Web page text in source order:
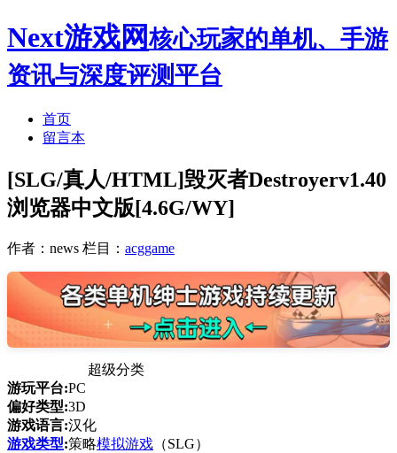
Next游戏网核心玩家的单机、手游
资讯与深度评测平台
首页
留言本
[SLG/真人/HTML]毁灭者Destroyerv1.40
浏览器中文版[4.6G/WY]
作者：news 栏目： acggame
超级分类
游玩平台:PC
偏好类型:3D
游戏语言:汉化
游戏类型:策略模拟游戏 （SLG）